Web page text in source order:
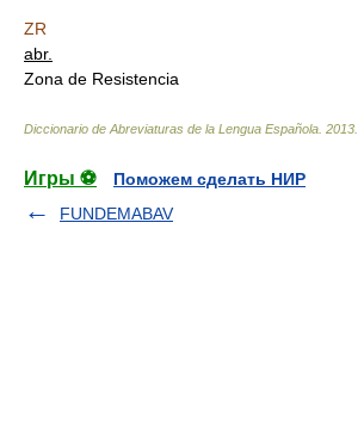
ZR
abr.
Zona de Resistencia
Diccionario de Abreviaturas de la Lengua Española 2013
Игры ⚽
Поможем сделать НИР
FUNDEMABAV